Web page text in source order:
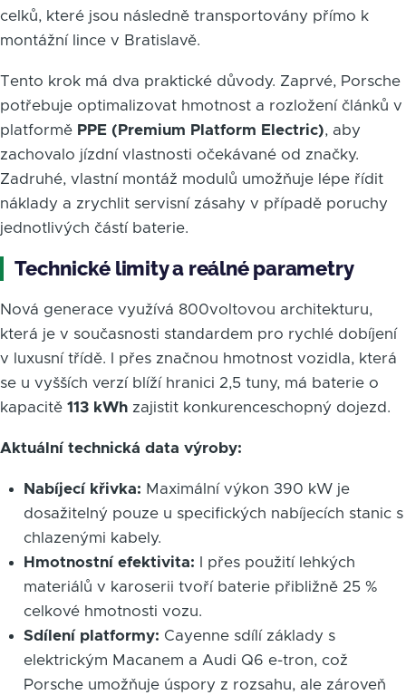
celků, které jsou následně transportovány přímo k
montážní lince v Bratislavě.
Tento krok má dva praktické důvody. Zaprvé, Porsche
potřebuje optimalizovat hmotnost a rozložení článků v
platformě PPE (Premium Platform Electric), aby
zachovalo jízdní vlastnosti očekávané od značky.
Zadruhé, vlastní montáž modulů umožňuje lépe řídit
náklady a zrychlit servisní zásahy v případě poruchy
jednotlivých částí baterie.
Technické limity a reálné parametry
Nová generace využívá 800voltovou architekturu,
která je v současnosti standardem pro rychlé dobíjení
v luxusní třídě. I přes značnou hmotnost vozidla, která
se u vyšších verzí blíží hranici 2,5 tuny, má baterie o
kapacitě 113 kWh zajistit konkurenceschopný dojezd.
Aktuální technická data výroby:
Nabíjecí křivka: Maximální výkon 390 kW je
dosažitelný pouze u specifických nabíjecích stanic s
chlazenými kabely.
Hmotnostní efektivita: I přes použití lehkých
materiálů v karoserii tvoří baterie přibližně 25 %
celkové hmotnosti vozu.
Sdílení platformy: Cayenne sdílí základy s
elektrickým Macanem a Audi Q6 e-tron, což
Porsche umožňuje úspory z rozsahu, ale zároveň